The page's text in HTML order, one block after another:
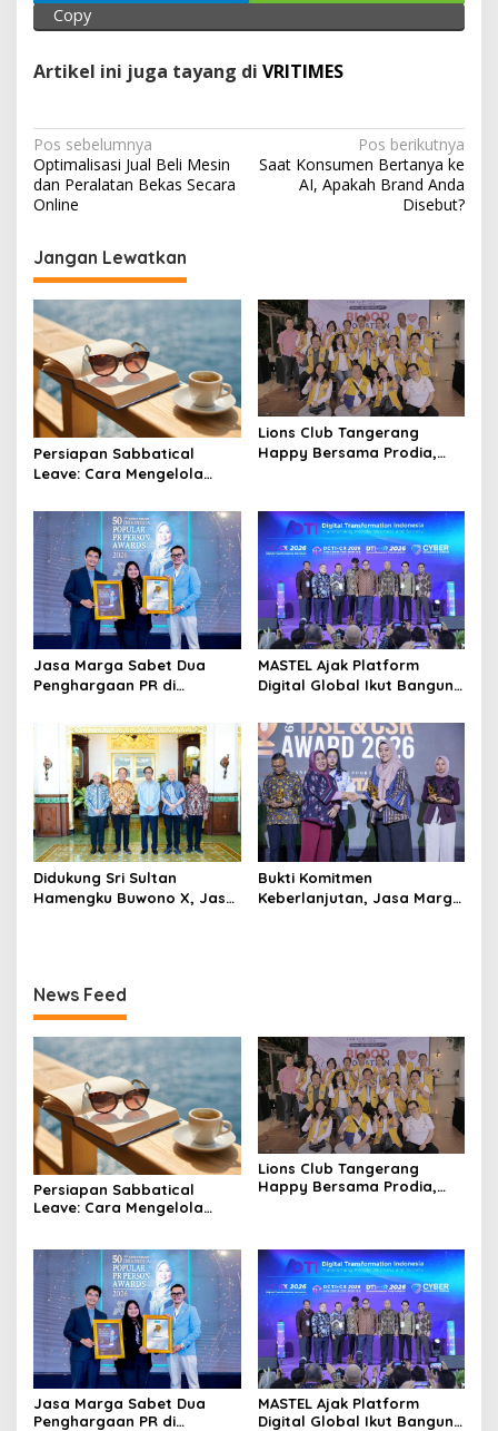
p k
Copy
Artikel ini juga tayang di VRITIMES
N
a
v
i
g
a
s
i
p
o
s
Pos sebelumnya
Optimalisasi Jual Beli Mesin
dan Peralatan Bekas Secara
Online
Pos berikutnya
Saat Konsumen Bertanya ke
AI, Apakah Brand Anda
Disebut?
Jangan Lewatkan
Persiapan Sabbatical
Leave: Cara Mengelola
Dunia Kerja
Lions Club Tangerang
Happy Bersama Prodia,
Layanan Kesehatan
Preventif melalui Bakti
Sosial Kesehatan
Jasa Marga Sabet Dua
Penghargaan PR di
Summit 2026
MASTEL Ajak Platform
Digital Global Ikut Bangun
Nasional
Didukung Sri Sultan
Hamengku Buwono X, Jasa
DIY
Bukti Komitmen
Keberlanjutan, Jasa Marga
News Feed
Persiapan Sabbatical
Leave: Cara Mengelola
Lions Club Tangerang
Happy Bersama Prodia,
Preventif melalui Bakti
Sosial Kesehatan
Jasa Marga Sabet Dua
Penghargaan PR di
MASTEL Ajak Platform
Digital Global Ikut Bangun